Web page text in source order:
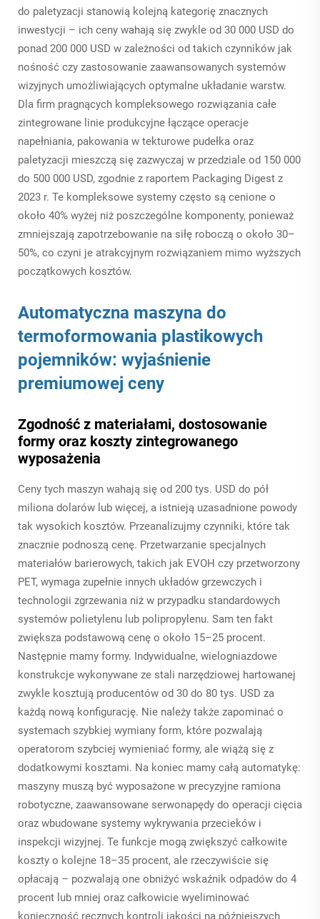
do paletyzacji stanowią kolejną kategorię znacznych
inwestycji – ich ceny wahają się zwykle od 30 000 USD do
ponad 200 000 USD w zależności od takich czynników jak
nośność czy zastosowanie zaawansowanych systemów
wizyjnych umożliwiających optymalne układanie warstw.
Dla firm pragnących kompleksowego rozwiązania całe
zintegrowane linie produkcyjne łączące operacje
napełniania, pakowania w tekturowe pudełka oraz
paletyzacji mieszczą się zazwyczaj w przedziale od 150 000
do 500 000 USD, zgodnie z raportem Packaging Digest z
2023 r. Te kompleksowe systemy często są cenione o
około 40% wyżej niż poszczególne komponenty, ponieważ
zmniejszają zapotrzebowanie na siłę roboczą o około 30–
50%, co czyni je atrakcyjnym rozwiązaniem mimo wyższych
początkowych kosztów.
Automatyczna maszyna do
termoformowania plastikowych
pojemników: wyjaśnienie
premiumowej ceny
Zgodność z materiałami, dostosowanie
formy oraz koszty zintegrowanego
wyposażenia
Ceny tych maszyn wahają się od 200 tys. USD do pół
miliona dolarów lub więcej, a istnieją uzasadnione powody
tak wysokich kosztów. Przeanalizujmy czynniki, które tak
znacznie podnoszą cenę. Przetwarzanie specjalnych
materiałów barierowych, takich jak EVOH czy przetworzony
PET, wymaga zupełnie innych układów grzewczych i
technologii zgrzewania niż w przypadku standardowych
systemów polietylenu lub polipropylenu. Sam ten fakt
zwiększa podstawową cenę o około 15–25 procent.
Następnie mamy formy. Indywidualne, wielogniazdowe
konstrukcje wykonywane ze stali narzędziowej hartowanej
zwykle kosztują producentów od 30 do 80 tys. USD za
każdą nową konfigurację. Nie należy także zapominać o
systemach szybkiej wymiany form, które pozwalają
operatorom szybciej wymieniać formy, ale wiążą się z
dodatkowymi kosztami. Na koniec mamy całą automatykę:
maszyny muszą być wyposażone w precyzyjne ramiona
robotyczne, zaawansowane serwonapędy do operacji cięcia
oraz wbudowane systemy wykrywania przecieków i
inspekcji wizyjnej. Te funkcje mogą zwiększyć całkowite
koszty o kolejne 18–35 procent, ale rzeczywiście się
opłacają – pozwalają one obniżyć wskaźnik odpadów do 4
procent lub mniej oraz całkowicie wyeliminować
konieczność ręcznych kontroli jakości na późniejszych